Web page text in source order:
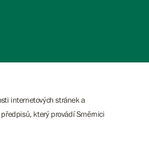
internetových stránek a
který provádí Směrnici